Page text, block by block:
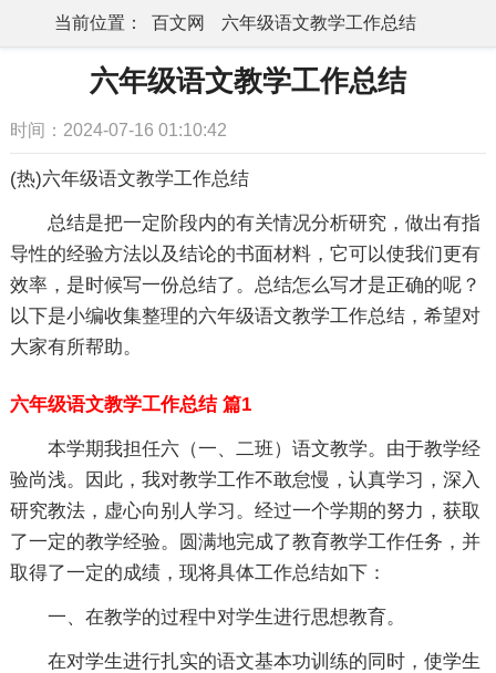
当前位置： 百文网 六年级语文教学工作总结
六年级语文教学工作总结
时间：2024-07-16 01:10:42
(热)六年级语文教学工作总结
总结是把一定阶段内的有关情况分析研究，做出有指
导性的经验方法以及结论的书面材料，它可以使我们更有
效率，是时候写一份总结了。总结怎么写才是正确的呢？
以下是小编收集整理的六年级语文教学工作总结，希望对
大家有所帮助。
六年级语文教学工作总结 篇1
本学期我担任六（一、二班）语文教学。由于教学经
验尚浅。因此，我对教学工作不敢怠慢，认真学习，深入
研究教法，虚心向别人学习。经过一个学期的努力，获取
了一定的教学经验。圆满地完成了教育教学工作任务，并
取得了一定的成绩，现将具体工作总结如下：
一、在教学的过程中对学生进行思想教育。
在对学生进行扎实的语文基本功训练的同时，使学生